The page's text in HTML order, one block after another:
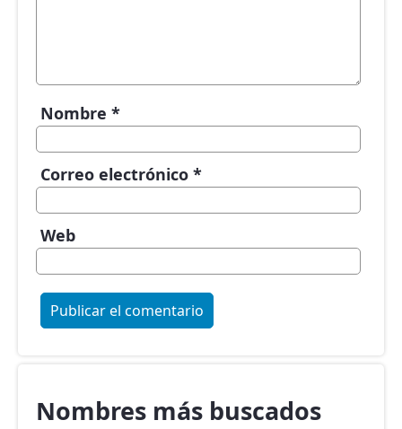
Nombre *
Correo electrónico *
Web
Nombres más buscados